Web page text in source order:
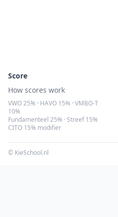
Score
How scores work
VWO 25% · HAVO 15% · VMBO-T
10%
Fundamenteel 25% · Streef 15%
CITO 15% modifier
© KieSchool.nl